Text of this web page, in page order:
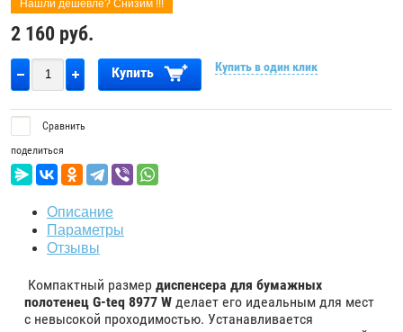
Нашли дешевле? Снизим !!!
2 160 руб.
Купить Купить в один клик
Сравнить
поделиться
Описание
Параметры
Отзывы
Компактный размер диспенсера для бумажных
полотенец G-teq 8977 W делает его идеальным для мест
с невысокой проходимостью. Устанавливается